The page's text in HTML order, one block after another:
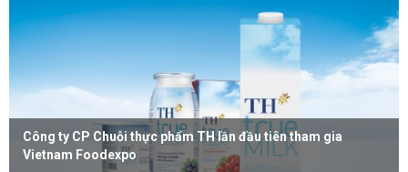
Công ty CP Chuỗi thực phẩm TH lần đầu tiên tham gia
Vietnam Foodexpo